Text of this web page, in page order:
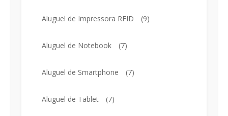
Aluguel de Impressora RFID (9)
Aluguel de Notebook (7)
Aluguel de Smartphone (7)
Aluguel de Tablet (7)